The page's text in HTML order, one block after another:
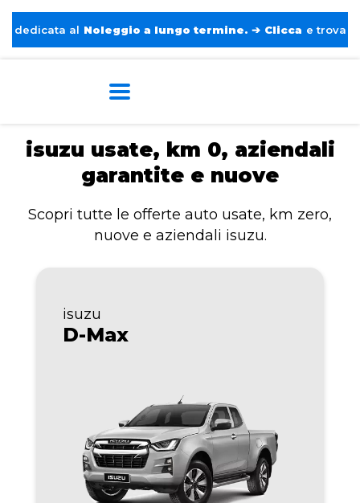
al Noleggio a lungo termine. ➔ Clicca e trova
isuzu usate, km 0, aziendali
garantite e nuove
Scopri tutte le offerte auto usate, km zero,
nuove e aziendali isuzu.
isuzu
D-Max